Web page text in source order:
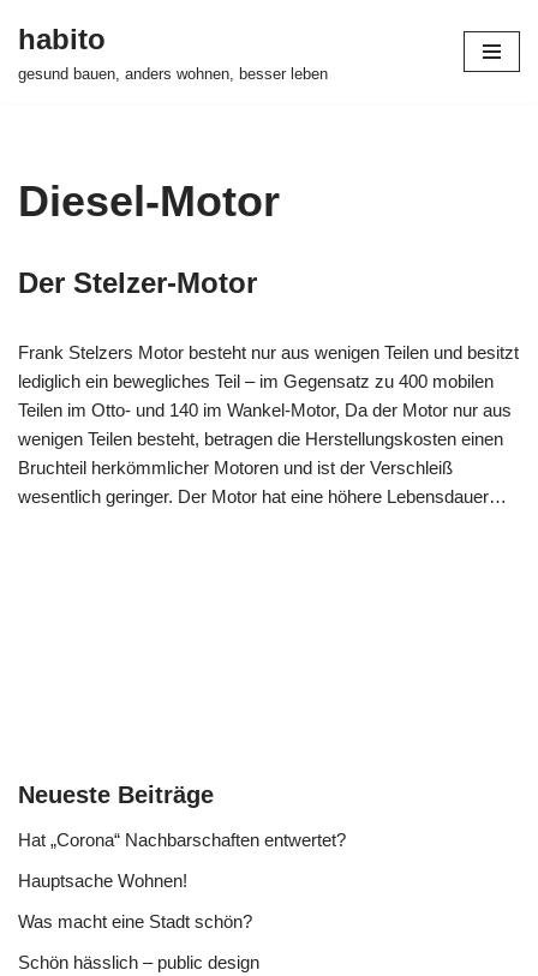
habito
gesund bauen, anders wohnen, besser leben
Diesel-Motor
Der Stelzer-Motor
Frank Stelzers Motor besteht nur aus wenigen Teilen und besitzt
lediglich ein bewegliches Teil – im Gegensatz zu 400 mobilen
Teilen im Otto- und 140 im Wankel-Motor, Da der Motor nur aus
wenigen Teilen besteht, betragen die Herstellungskosten einen
Bruchteil herkömmlicher Motoren und ist der Verschleiß
wesentlich geringer. Der Motor hat eine höhere Lebensdauer…
Neueste Beiträge
Hat „Corona“ Nachbarschaften entwertet?
Hauptsache Wohnen!
Was macht eine Stadt schön?
Schön hässlich – public design